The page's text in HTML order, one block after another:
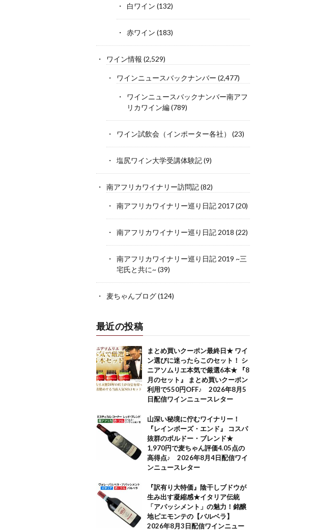
白ワイン (132)
赤ワイン (183)
ワイン情報 (2,529)
ワインニュースバックナンバー (2,477)
ワインニュースバックナンバー南アフ
リカワイン編(789)
ワイン試飲会（インポーター各社） (23)
塩尻ワイン大学受講体験記(9)
南アフリカワイナリー訪問記(82)
南アフリカワイナリー巡り日記 2017(20)
南アフリカワイナリー巡り日記 2018 (22)
南アフリカワイナリー巡り日記 2019 ~三
宅氏と共に~(39)
麦ちゃんブログ(124)
最近の投稿
まとめ買いクーポン最終日★ ワイ
ン選びに迷ったらこのセット！ シ
ニアソムリエ本気で厳選6本★ 『8
月のセット』 まとめ買いクーポン
利用で550円OFF♪ 2026年8月5
日配信ワインニュースレター
山深い秘境に佇むワイナリー！
『レインボーズ・エンド』 コスパ
抜群のボルドー・ブレンド★
1,970円で麦ちゃん評価4.05点の
高得点♪ 2026年8月4日配信ワイ
ンニュースレター
『訳有り大特価』陰干しブドウが
生み出す凝縮感★イタリア伝統
「アパッシメント」の魅力！銘醸
地ピエモンテの【バルベラ】
2026年8月3日配信ワインニュー